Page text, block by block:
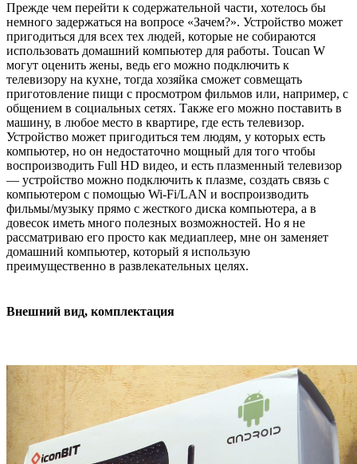
Прежде чем перейти к содержательной части, хотелось бы
немного задержаться на вопросе «Зачем?». Устройство может
пригодиться для всех тех людей, которые не собираются
использовать домашний компьютер для работы. Toucan W
могут оценить жены, ведь его можно подключить к
телевизору на кухне, тогда хозяйка сможет совмещать
приготовление пищи с просмотром фильмов или, например, с
общением в социальных сетях. Также его можно поставить в
машину, в любое место в квартире, где есть телевизор.
Устройство может пригодиться тем людям, у которых есть
компьютер, но он недостаточно мощный для того чтобы
воспроизводить Full HD видео, и есть плазменный телевизор
— устройство можно подключить к плазме, создать связь с
компьютером с помощью Wi-Fi/LAN и воспроизводить
фильмы/музыку прямо с жесткого диска компьютера, а в
довесок иметь много полезных возможностей. Но я не
рассматриваю его просто как медиаплеер, мне он заменяет
домашний компьютер, который я использую
преимущественно в развлекательных целях.
Внешний вид, комплектация